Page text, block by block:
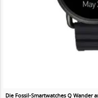
Die Fossil-Smartwatches Q Wander